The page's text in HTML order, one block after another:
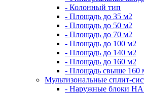
- Колонный тип
- Площадь до 35 м2
- Площадь до 50 м2
- Площадь до 70 м2
- Площадь до 100 м2
- Площадь до 140 м2
- Площадь до 160 м2
- Площадь свыше 160
Мультизональные сплит-
- Наружные блоки